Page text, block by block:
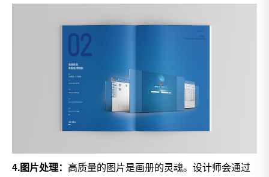
4.图片处理： 高质量的图片是画册的灵魂。设计师会通过